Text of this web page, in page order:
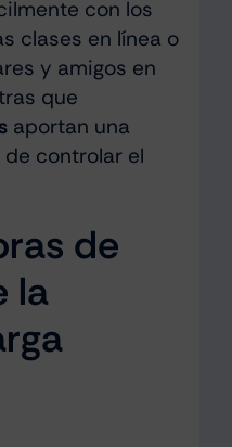
con los
clases en línea o
y amigos en
que
aportan una
controlar el
de
la